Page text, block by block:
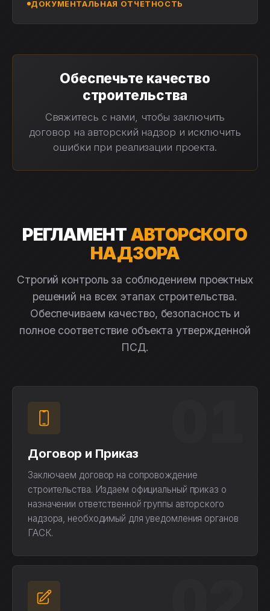
ДОКУМЕНТАЛЬНАЯ ОТЧЕТНОСТЬ
Обеспечьте качество
строительства
Свяжитесь с нами, чтобы заключить
договор на авторский надзор и исключить
ошибки при реализации проекта.
РЕГЛАМЕНТ АВТОРСКОГО
НАДЗОРА
Строгий контроль за соблюдением проектных
решений на всех этапах строительства.
Обеспечиваем качество, безопасность и
полное соответствие объекта утвержденной
ПСД.
Договор и Приказ
Заключаем договор на сопровождение
строительства. Издаем официальный приказ о
назначении ответственной группы авторского
надзора, необходимый для уведомления органов
ГАСК.